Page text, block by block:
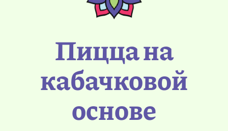
Пицца на
кабачковой
основе